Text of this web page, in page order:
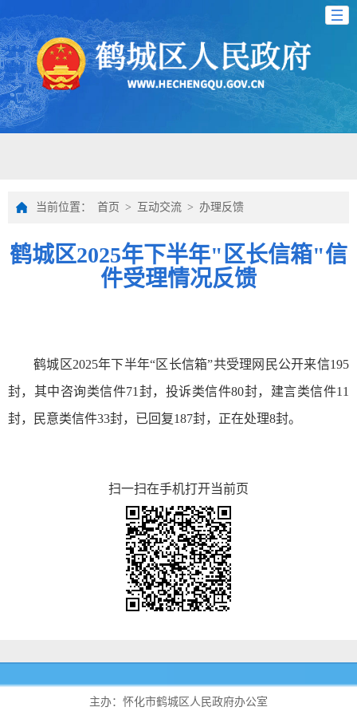
当前位置： 首页 > 互动交流 > 办理反馈
鹤城区2025年下半年"区长信箱"信
件受理情况反馈
鹤城区2025年下半年“区长信箱”共受理网民公开来信195
封，其中咨询类信件71封，投诉类信件80封，建言类信件11
封，民意类信件33封，已回复187封，正在处理8封。
扫一扫在手机打开当前页
主办：怀化市鹤城区人民政府办公室